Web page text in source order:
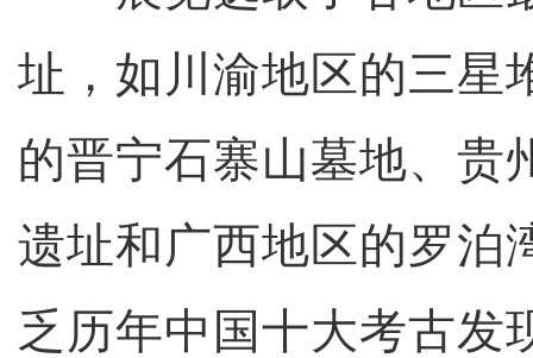
址，如川渝地区的三星
的晋宁石寨山墓地、贵
遗址和广西地区的罗泊
乏历年中国十大考古发